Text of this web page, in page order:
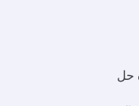
حل